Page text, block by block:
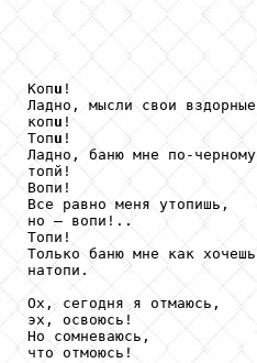
Копu !
Ладно, мысли свои вздорные
копu !
Топu !
Ладно, баню мне по-черному
топй!
Вопи!
Все равно меня утопишь,
но – вопи!..
Топи!
Только баню мне как хочешь
натопи.
Ох, сегодня я отмаюсь,
эх, освоюсь!
Но сомневаюсь,
что отмоюсь!